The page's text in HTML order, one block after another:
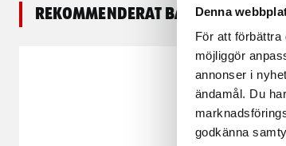
Denna
För att
möjliggör
annonser i
ändamål. Du
godkänna
Rekommenderat baserat på